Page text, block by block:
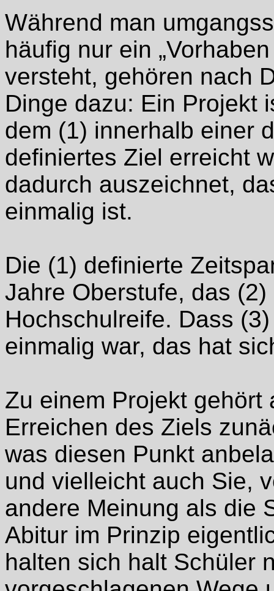
Während man
häufig nur ein
versteht, gehören nach
Dinge dazu: Ein Projekt
dem (1) innerhalb einer
definiertes Ziel erreicht
dadurch auszeichnet,
einmalig ist.
Die (1) definierte
Jahre Oberstufe, das
Hochschulreife. Dass
einmalig war, das hat
Zu einem Projekt gehört
Erreichen des Ziels
was diesen Punkt
und vielleicht auch Sie,
andere Meinung als die
Abitur im Prinzip
halten sich halt Schüler